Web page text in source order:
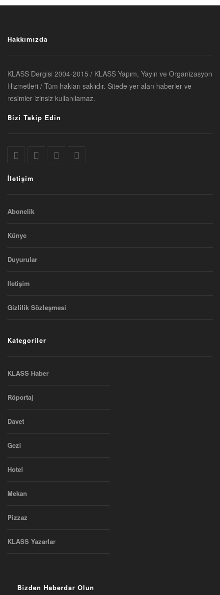
Hakkımızda
KLASS Dergisi 2004-2015 / KLASS Yapım, Yayın ve Organizasyon
Hizmetleri / Tüm hakları saklıdır. Sitede yer alan haberler ve
resimler izinsiz kullanılamaz.
Bizi Takip Edin
İletişim
Abonelik
Künye
Duyurular
Iletişim
Gizlilik Sözleşmesi
Kategoriler
KLASS Haber
Röportaj
Davet
Gezi
Hotel
Mekan
Pizzaz
KLASS Yazarlar
Bizden Haberdar Olun